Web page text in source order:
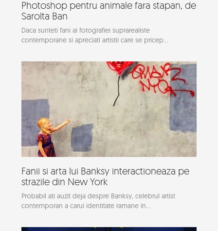
Photoshop pentru animale fara stapan, de
Sarolta Ban
Daca sunteti fani ai fotografiei suprarealiste
contemporane si apreciati artistii care se pricep...
Fanii si arta lui Banksy interactioneaza pe
strazile din New York
Probabil ati auzit deja despre Banksy, celebrul artist
contemporan a carui identitate ramane in...